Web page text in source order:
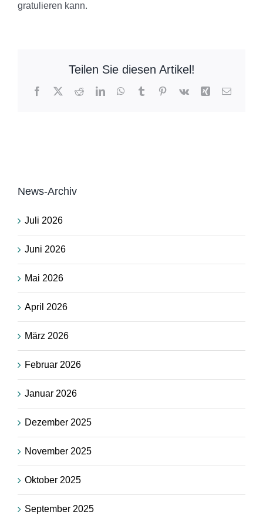
gratulieren kann.
Teilen Sie diesen Artikel!
Facebook
X RedditLinkedInWhatsApp
TumblrPinterest
Vk Xing E-
News-Archiv
Juli 2026
Juni 2026
Mai 2026
April 2026
März 2026
Februar 2026
Januar 2026
Dezember 2025
November 2025
Oktober 2025
September 2025